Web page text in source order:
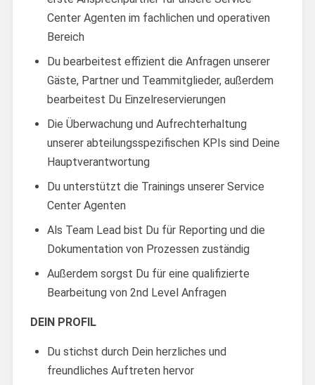
Center Agenten im fachlichen und operativen
Bereich
Du bearbeitest effizient die Anfragen unserer
Gäste, Partner und Teammitglieder, außerdem
bearbeitest Du Einzelreservierungen
Die Überwachung und Aufrechterhaltung
unserer abteilungsspezifischen KPIs sind Deine
Hauptverantwortung
Du unterstützt die Trainings unserer Service
Center Agenten
Als Team Lead bist Du für Reporting und die
Dokumentation von Prozessen zuständig
Außerdem sorgst Du für eine qualifizierte
Bearbeitung von 2nd Level Anfragen
DEIN PROFIL
Du stichst durch Dein herzliches und
freundliches Auftreten hervor